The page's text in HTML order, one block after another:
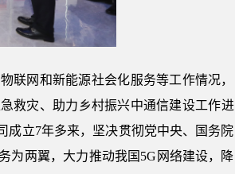
联网和新能源社会化服务等工作情况，
救灾、助力乡村振兴中通信建设工作进
成立7年多来，坚决贯彻党中央、国务院
为两翼，大力推动我国5G网络建设，降